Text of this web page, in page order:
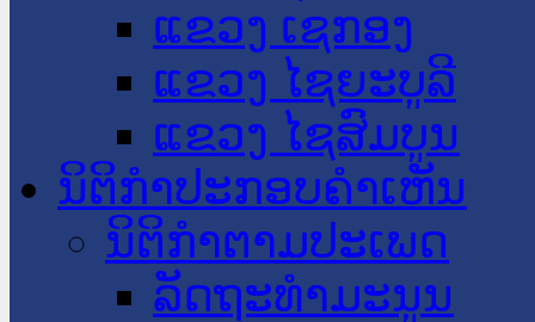
ແຂວງ ເຊກອງ
ແຂວງ ໄຊຍະບູລີ
ແຂວງ ໄຊສົມບູນ
ນິຕິກໍາປະກອບຄໍາເຫັນ
ນິຕິກໍາຕາມປະເພດ
ລັດຖະທໍາມະນູນ